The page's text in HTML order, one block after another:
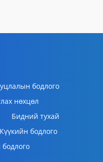
бодлого
нөхцөл
Бидний тухай
Күүкийн бодлого
бодлого